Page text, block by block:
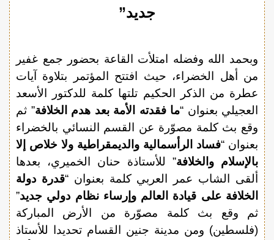
جديد”
وبحمد الله وفضله امتلأت القاعة بحضور جمع غفير
من أهل الخضراء، حيث افتتح المؤتمر بتلاوة آيات
عطرة من الذكر الحكيم تلتها كلمة للدكتور الأسعد
العجيلي بعنوان “ما فقدته الأمة بعد هدم الخلافة” ثم
وقع بث كلمة مصوّرة عن القسم النسائي بالخضراء
بعنوان “فساد الرأسمالية والديمقراطية ولا خلاص إلا
بالإسلام والخلافة” للأستاذة حنان الخميري، بعدها
ألقى الشاب عمر العربي كلمة بعنوان “قدرة دولة
الخلافة على قيادة العالم وإرساء نظام دولي جديد”
ثم وقع بث كلمة مصوّرة من الأرض المباركة
(فلسطين) ومن مدينة جنين القسام تحديدا للأستاذ